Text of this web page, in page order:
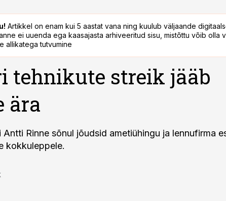
Artikkel on enam kui 5 aastat vana ning kuulub väljaande
ei uuenda ega kaasajasta arhiveeritud sisu, mistõttu võib olla
allikatega tutvumine
tehnikute streik jääb
ära
Antti Rinne sõnul jõudsid ametiühingu ja lennufirma
kokkuleppele.